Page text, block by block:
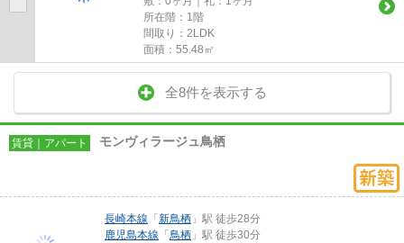
所在階：1階
間取り：2LDK
面積：55.48㎡
全8件を表示する
賃貸｜アパート モンヴィラージュ鳥栖
長崎本線 「新鳥栖 」駅 徒歩28分
鹿児島本線 「鳥栖 」駅 徒歩30分